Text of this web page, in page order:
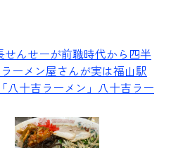
せんせーが前職時代から四半
ーメン屋さんが実は福山駅
八十吉ラーメン」八十吉ラー